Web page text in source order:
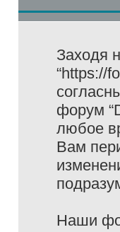
Заходя
“https://
форум
любое
Вам
Наши